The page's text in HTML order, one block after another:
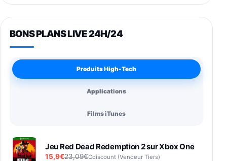
BONS PLANS LIVE 24H/24
Produits High-Tech
Applications
Films iTunes
Jeu Red Dead Redemption 2 sur Xbox One
15,9€23,09€Cdiscount (Vendeur Tiers)